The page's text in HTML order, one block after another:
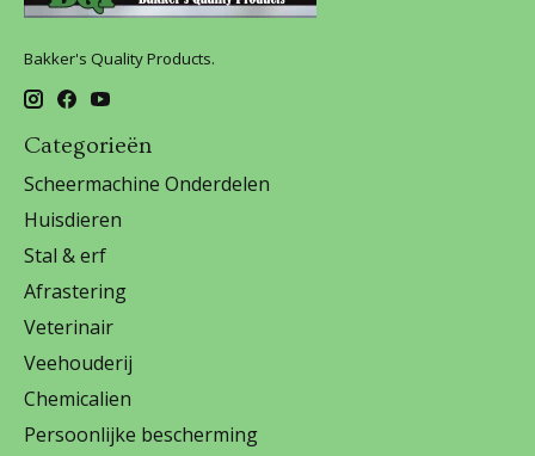
Bakker's Quality Products.
Categorieën
Scheermachine Onderdelen
Huisdieren
Stal & erf
Afrastering
Veterinair
Veehouderij
Chemicalien
Persoonlijke bescherming